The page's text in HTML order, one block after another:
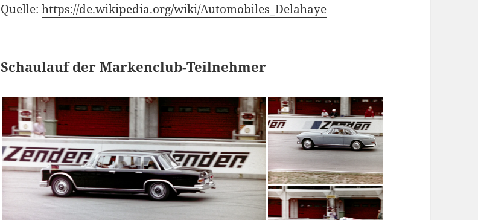
Quelle:https://de.wikipedia.org/wiki/Automobiles_Delahaye
Schaulauf der Markenclub-Teilnehmer